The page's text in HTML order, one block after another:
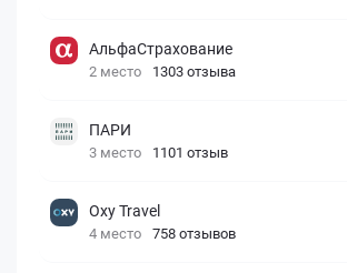
АльфаСтрахование
2 место 1303 отзыва
ПАРИ
3 место 1101 отзыв
Oxy Travel
4 место 758 отзывов